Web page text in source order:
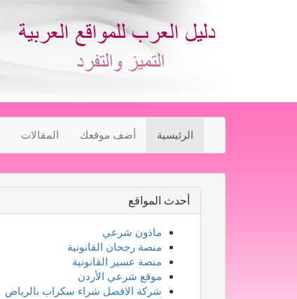
الرئيسية أضف موقعك المقالات
أحدث المواقع
ماذون شرعي
منصة رجحان القانونية
منصة عسير القانونية
موقع شرعي الأردن
شركة الافضل شراء سكراب بالرياض